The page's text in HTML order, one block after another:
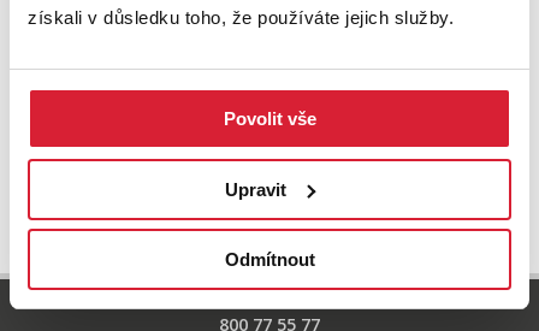
získali v důsledku toho, že používáte jejich služby.
Povolit vše
Upravit
Odmítnout
UPRAVIT VYHLEDÁVÁNÍ
800 77 55 77